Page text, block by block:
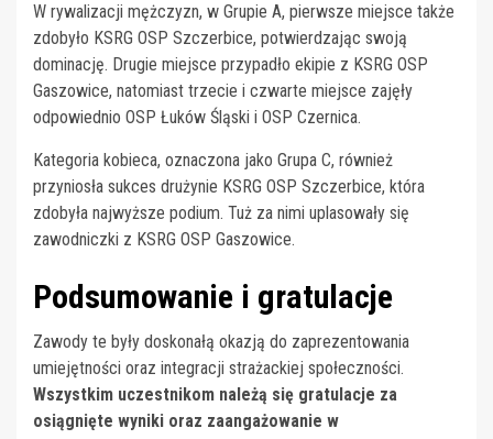
W rywalizacji mężczyzn, w Grupie A, pierwsze miejsce także
zdobyło KSRG OSP Szczerbice, potwierdzając swoją
dominację. Drugie miejsce przypadło ekipie z KSRG OSP
Gaszowice, natomiast trzecie i czwarte miejsce zajęły
odpowiednio OSP Łuków Śląski i OSP Czernica.
Kategoria kobieca, oznaczona jako Grupa C, również
przyniosła sukces drużynie KSRG OSP Szczerbice, która
zdobyła najwyższe podium. Tuż za nimi uplasowały się
zawodniczki z KSRG OSP Gaszowice.
Podsumowanie i gratulacje
Zawody te były doskonałą okazją do zaprezentowania
umiejętności oraz integracji strażackiej społeczności.
Wszystkim uczestnikom należą się gratulacje za
osiągnięte wyniki oraz zaangażowanie w